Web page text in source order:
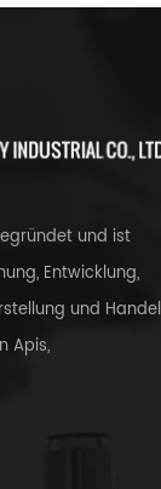
und ist
Entwicklung,
und Handel
Apis,
kosmetische